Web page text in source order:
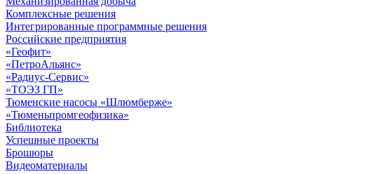
Комплексные решения
Интегрированные программные решения
Российские предприятия
«Геофит»
«ПетроАльянс»
«Радиус-Сервис»
«ТОЭЗ ГП»
Тюменские насосы «Шлюмберже»
«Тюменьпромгеофизика»
Библиотека
Успешные проекты
Брошюры
Видеоматериалы